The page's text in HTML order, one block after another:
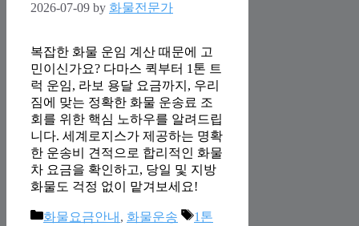
2026-07-09 by 화물전문가
복잡한 화물 운임 계산 때문에 고
민이신가요? 다마스 퀵부터 1톤 트
럭 운임, 라보 용달 요금까지, 우리
짐에 맞는 정확한 화물 운송료 조
회를 위한 핵심 노하우를 알려드립
니다. 세계로지스가 제공하는 명확
한 운송비 견적으로 합리적인 화물
차 요금을 확인하고, 당일 및 지방
화물도 걱정 없이 맡겨보세요!
Categories
화물요금안내 , 화물운송 Tags
1톤